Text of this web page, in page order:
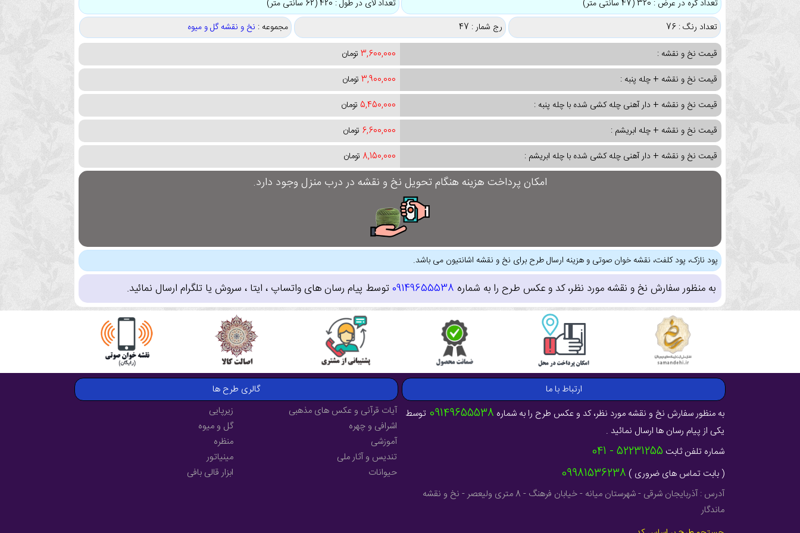
تعداد گره در عرض : 320 (47 سانتی متر)
تعداد لای در طول : 420 (62 سانتی متر)
تعداد رنگ : 76
رج شمار : 47 مجموعه : نخ و نقشه گل و میوه
قیمت نخ و نقشه :
3,600,000 تومان
قیمت نخ و نقشه + چله پنبه :
3,900,000 تومان
قیمت نخ و نقشه + دار آهنی چله کشی شده با چله پنبه :
5,450,000 تومان
قیمت نخ و نقشه + چله ابریشم :
6,600,000 تومان
قیمت نخ و نقشه + دار آهنی چله کشی شده با چله ابریشم :
8,150,000 تومان
امکان پرداخت هزینه هنگام تحویل نخ و نقشه در درب منزل وجود دارد.
پود نازک، پود کلفت، نقشه خوان صوتی و هزینه ارسال طرح برای نخ و نقشه اشانتیون می باشد.
به منظور سفارش نخ و نقشه مورد نظر، کد و عکس طرح را به شماره 09149655538توسط پیام رسان های واتساپ ، ایتا ، سروش یا تلگرام ارسال نمائید.
ارتباط با ما
به منظور سفارش نخ و نقشه مورد نظر، کد و عکس طرح را به شماره 09149655538 توسط
یکی از پیام رسان ها ارسال نمائید .
شماره تلفن ثابت 52231255 - 041
( بابت تماس های ضروری ) 09981536238
آدرس : آذربایجان شرقی - شهرستان میانه - خیابان فرهنگ - 8 متری ولیعصر - نخ و نقشه
ماندگار
گالری طرح ها
آیات قرآنی و عکس های مذهبی
اشرافی و چهره
آموزشی
تندیس و آثار ملی
حیوانات
زیرپایی
گل و میوه
منظره
مینیاتور
ابزار قالی بافی